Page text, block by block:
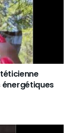
énergétiques